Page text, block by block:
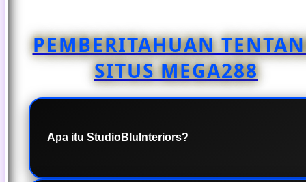
PEMBERITAHUAN
SITUS MEGA288
Apa itu StudioBluInteriors?